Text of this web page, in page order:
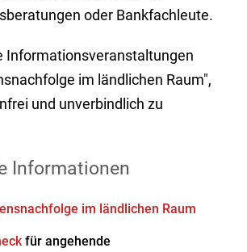
oder Bankfachleute.
Informationsveranstaltungen
im ländlichen Raum",
und unverbindlich zu
Informationen
im ländlichen Raum
für angehende